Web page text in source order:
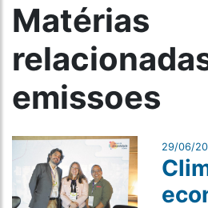
Matérias
emissoes
29/06/